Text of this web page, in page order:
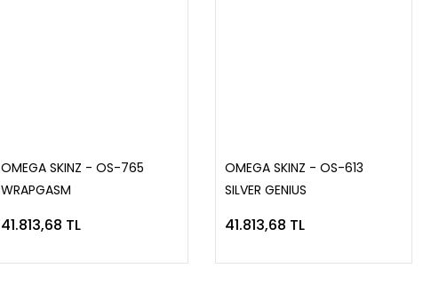
OMEGA SKINZ - OS-765
WRAPGASM
41.813,68 TL
OMEGA SKINZ - OS-613
SILVER GENIUS
41.813,68 TL